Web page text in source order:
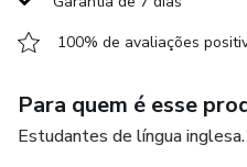
- 05 DICAS PARA
VOCABULÁRIO.
100% de avaliações
Para quem é esse
Estudantes de língua inglesa.